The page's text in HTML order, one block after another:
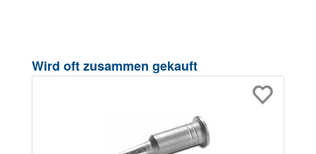
Produktgalerie überspringen
Wird oft zusammen gekauft